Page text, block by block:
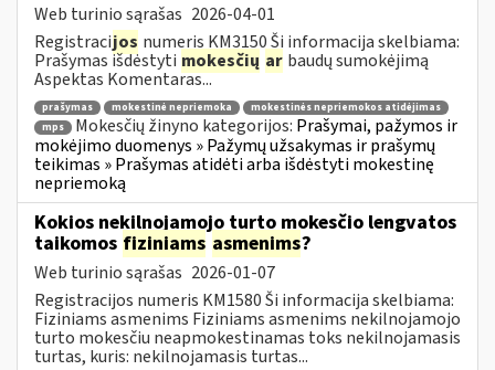
Web turinio sąrašas 2026-04-01
Registracijos numeris KM3150 Ši informacija skelbiama:
Prašymas išdėstyti mokesčių ar baudų sumokėjimą
Aspektas Komentaras...
prašymas mokestinė nepriemoka
mokestinės nepriemokos atidėjimas
mps
Mokesčių žinyno kategorijos: Prašymai, pažymos ir
mokėjimo duomenys » Pažymų užsakymas ir prašymų
teikimas » Prašymas atidėti arba išdėstyti mokestinę
nepriemoką
Kokios nekilnojamojo turto mokesčio lengvatos
taikomos fiziniams asmenims?
Web turinio sąrašas 2026-01-07
Registracijos numeris KM1580 Ši informacija skelbiama:
Fiziniams asmenims Fiziniams asmenims nekilnojamojo
turto mokesčiu neapmokestinamas toks nekilnojamasis
turtas, kuris: nekilnojamasis turtas...